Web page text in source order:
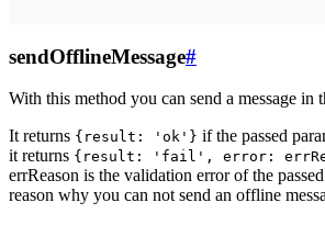
sendOfflineMessage#
With this method you can send a message in
It returns {result: 'ok'} if the passed
it returns {result: 'fail', error:
errReason is the validation error of the
reason why you can not send an offline